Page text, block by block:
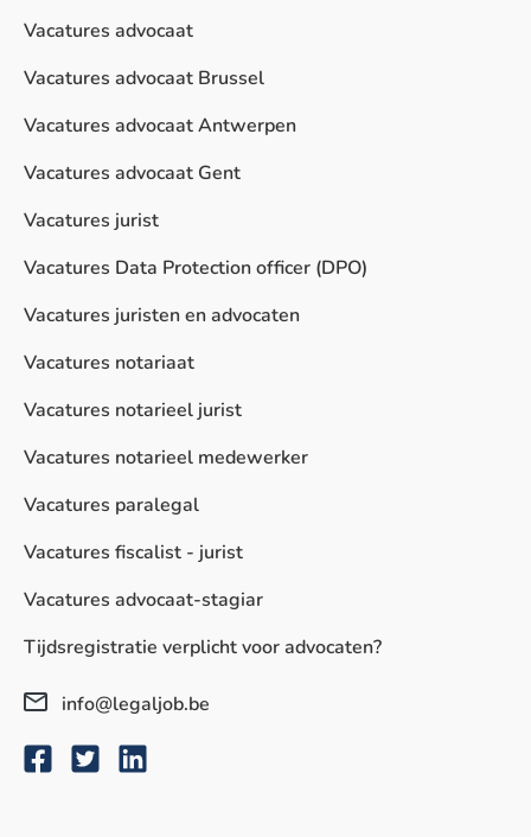
Vacatures advocaat
Vacatures advocaat Brussel
Vacatures advocaat Antwerpen
Vacatures advocaat Gent
Vacatures jurist
Vacatures Data Protection officer (DPO)
Vacatures juristen en advocaten
Vacatures notariaat
Vacatures notarieel jurist
Vacatures notarieel medewerker
Vacatures paralegal
Vacatures fiscalist - jurist
Vacatures advocaat-stagiar
Tijdsregistratie verplicht voor advocaten?
info@legaljob.be